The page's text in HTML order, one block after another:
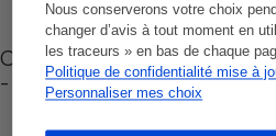
Nous conserverons votre choix
changer d’avis à tout moment en
les traceurs » en bas de chaque
Politique de confidentialité mise à
Personnaliser mes choix
Cafetière à capsules zéro
- Premières impressions